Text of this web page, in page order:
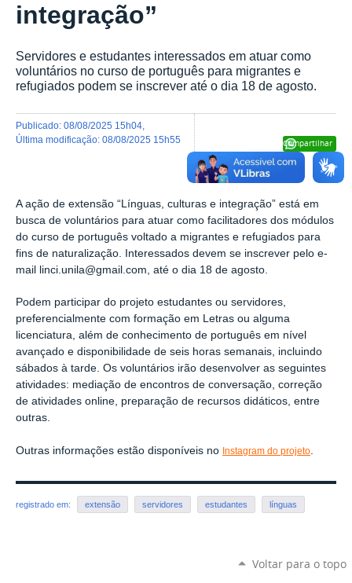
integração”
Servidores e estudantes interessados em atuar como
voluntários no curso de português para migrantes e
refugiados podem se inscrever até o dia 18 de agosto.
Compartilhar
publicado: 08/08/2025 15h04
última modificação: 08/08/2025 15h55
A ação de extensão “Línguas, culturas e integração” está em
busca de voluntários para atuar como facilitadores dos módulos
do curso de português voltado a migrantes e refugiados para
fins de naturalização. Interessados devem se inscrever pelo e-
mail linci.unila@gmail.com, até o dia 18 de agosto.
Podem participar do projeto estudantes ou servidores,
preferencialmente com formação em Letras ou alguma
licenciatura, além de conhecimento de português em nível
avançado e disponibilidade de seis horas semanais, incluindo
sábados à tarde. Os voluntários irão desenvolver as seguintes
atividades: mediação de encontros de conversação, correção
de atividades online, preparação de recursos didáticos, entre
outras.
Outras informações estão disponíveis no Instagram do projeto
registrado em: extensão servidores estudantes línguas
Voltar para o topo